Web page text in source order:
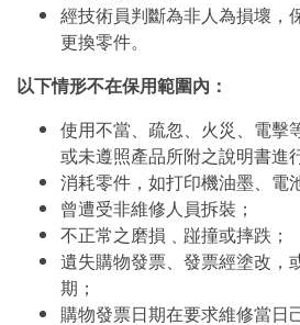
經技術員判斷為非人為損壞，
更換零件。
以下情形不在保用範圍內：
使用不當、疏忽、火災、電擊
或未遵照產品所附之說明書進
消耗零件，如打印機油墨、電
曾遭受非維修人員拆裝；
不正常之磨損﹑踫撞或摔跌；
遺失購物發票、發票經塗改，
期；
購物發票日期在要求維修當日